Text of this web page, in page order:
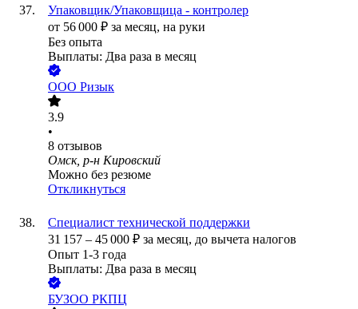
Упаковщик/Упаковщица - контролер
от 56 000 ₽ за месяц, на руки
Без опыта
Выплаты: Два раза в месяц
ООО Ризык
3.9
•
8 отзывов
Омск, р-н Кировский
Можно без резюме
Откликнуться
Специалист технической поддержки
31 157 – 45 000 ₽ за месяц, до вычета налогов
Опыт 1-3 года
Выплаты: Два раза в месяц
БУЗОО РКПЦ